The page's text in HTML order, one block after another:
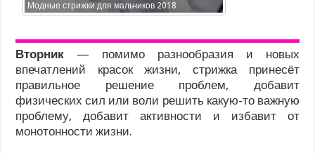
Модные стрижки для мальчиков 2018
Вторник — помимо разнообразия и новых
впечатлений красок жизни, стрижка принесёт
правильное решение проблем, добавит
физических сил или воли решить какую-то важную
проблему, добавит активности и избавит от
монотонности жизни.